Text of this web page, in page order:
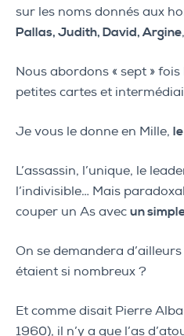
sur les noms donnés aux
Pallas, Judith, David, Argine
Nous abordons « sept »
petites cartes et
Je vous le donne en Mille,
L’assassin, l’unique, le
l’indivisible… Mais
couper un As avec un
On se demandera
étaient si nombreux ?
Et comme disait Pierre
1960), il n’y a que l’as